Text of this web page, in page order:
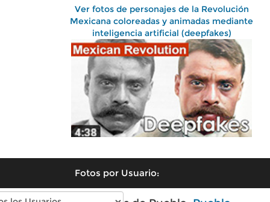
Ver fotos de personajes de la Revolución
Mexicana coloreadas y animadas mediante
inteligencia artificial (deepfakes)
Fotos por Usuario: